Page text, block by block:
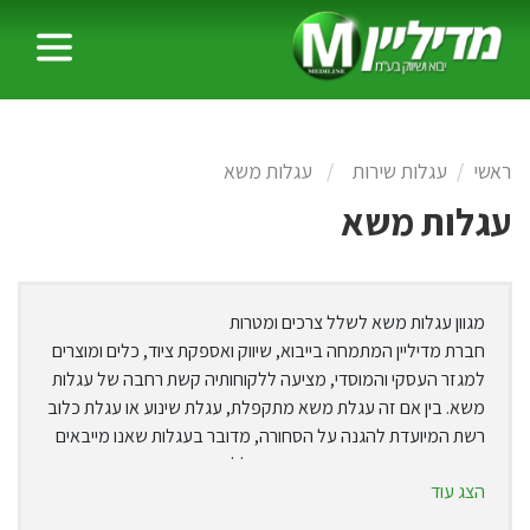
ראשי עגלות שירות עגלות משא
עגלות משא
מגוון עגלות משא לשלל צרכים ומטרות
חברת מדיליין המתמחה בייבוא, שיווק ואספקת ציוד, כלים ומוצרים
למגזר העסקי והמוסדי, מציעה ללקוחותיה קשת רחבה של עגלות
משא. בין אם זה עגלת משא מתקפלת, עגלת שינוע או עגלת כלוב
רשת המיועדת להגנה על הסחורה, מדובר בעגלות שאנו מייבאים
ממיטב המותגים בתחום המעניקות ללקוחותינו פתרונות מותאמים
היטב לצרכיהם ושקט תעשייתי לטווח הארוך.
הצג עוד